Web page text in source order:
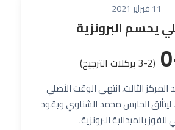
11 فبراير 2021
يحسم البرونزية
(3-2 بركلات الترجيح)
المركز الثالث، انتهى الوقت الأصلي
ليتألق الحارس محمد الشناوي ويقود
للفوز بالميدالية البرونزية.